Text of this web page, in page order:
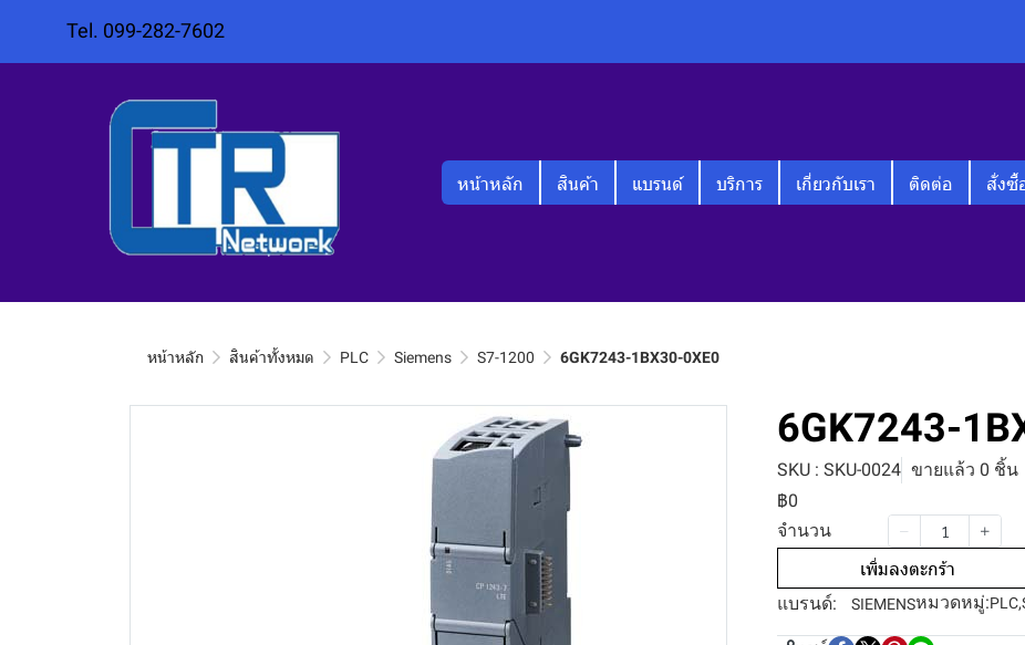
Tel. 099-282-7602
หน้าหลัก สินค้า แบรนด์ บริการ เกี่ยวกับเรา ติดต่อ สั่งซื้
หน้าหลัก สินค้าทั้งหมด PLC Siemens S7-1200 6GK7243-1BX30-0XE0
6GK7243-
SKU : SKU-0024 ขายแล้ว 0 ชิ้น
฿0
จำนวน
เพิ่มลงตะกร้า
แบรนด์: SIEMENSหมวดหมู่:PLC,